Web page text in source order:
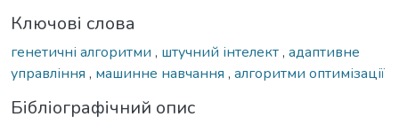
Ключові слова
генетичні алгоритми , штучний інтелект, адаптивне
управління , машинне навчання , алгоритми оптимізації
Бібліографічний опис